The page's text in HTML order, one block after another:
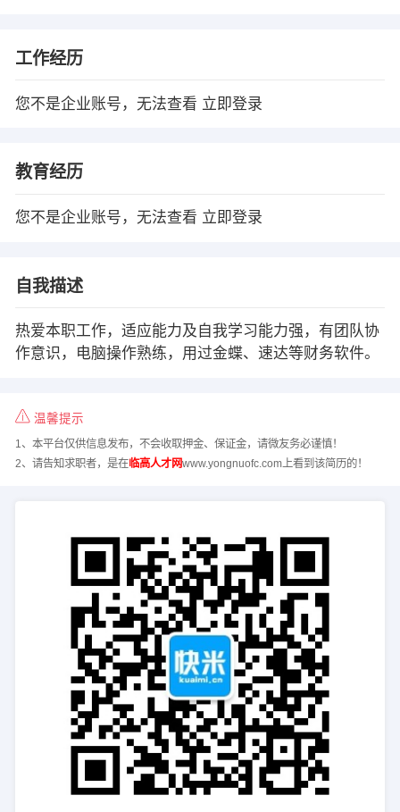
工作经历
您不是企业账号，无法查看 立即登录
教育经历
您不是企业账号，无法查看 立即登录
自我描述
热爱本职工作，适应能力及自我学习能力强，有团队协
作意识，电脑操作熟练，用过金蝶、速达等财务软件。
温馨提示
1、本平台仅供信息发布，不会收取押金、保证金，请微友务必谨慎！
2、请告知求职者，是在临高人才网www.yongnuofc.com上看到该简历的！